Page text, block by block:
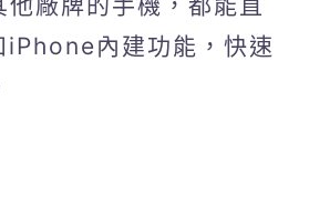
內建功能，快速